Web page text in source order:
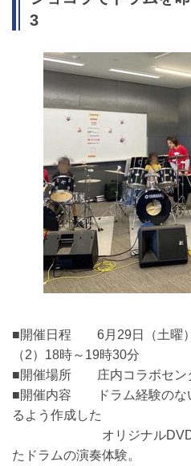
3
■開催日程 6月29日（土曜
（2）18時～19時30分
■開催場所 庄内コラボセ
■開催内容 ドラム経験のな
るよう作成した
オリジナルDVDの「
たドラムの演奏体験。